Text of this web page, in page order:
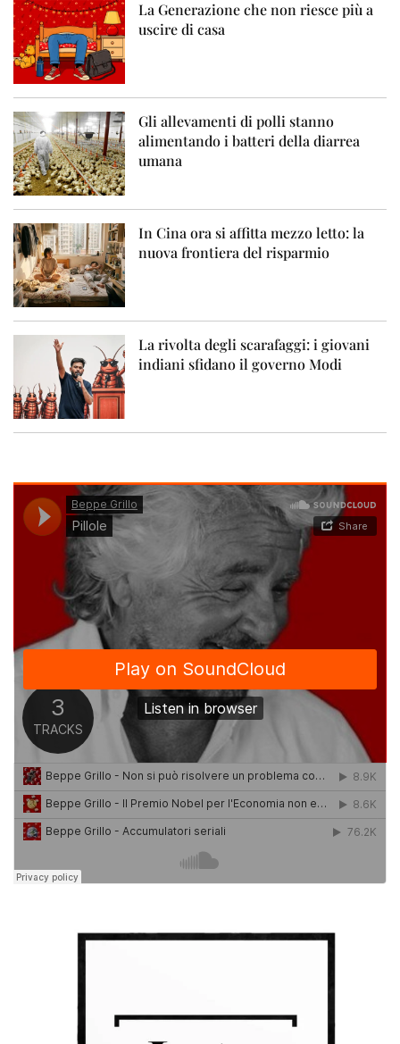
La Generazione che non riesce più a
uscire di casa
Gli allevamenti di polli stanno
alimentando i batteri della diarrea
umana
In Cina ora si affitta mezzo letto: la
nuova frontiera del risparmio
La rivolta degli scarafaggi: i giovani
indiani sfidano il governo Modi